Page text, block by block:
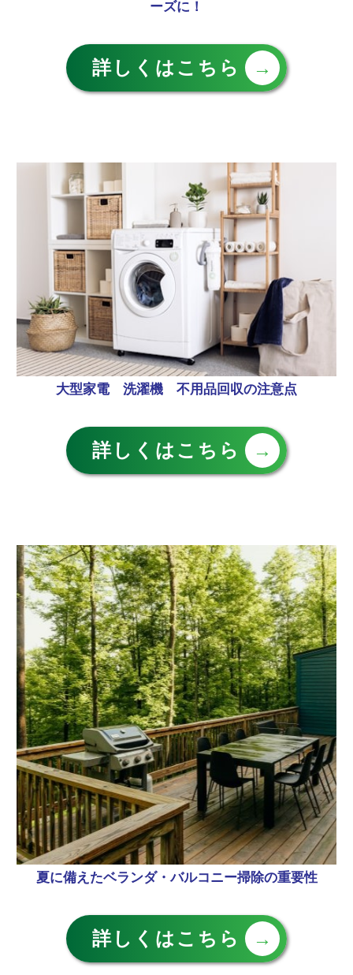
ーズに！
詳しくはこちら→
大型家電 洗濯機 不用品回収の注意点
詳しくはこちら→
夏に備えたベランダ・バルコニー掃除の重要性
詳しくはこちら→